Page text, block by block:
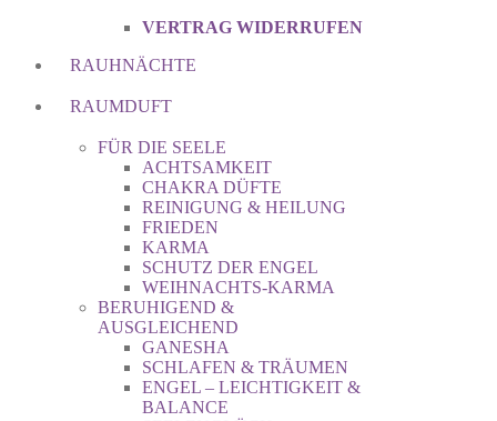
VERTRAG WIDERRUFEN
RAUHNÄCHTE
RAUMDUFT
FÜR DIE SEELE
ACHTSAMKEIT
CHAKRA DÜFTE
REINIGUNG & HEILUNG
FRIEDEN
KARMA
SCHUTZ DER ENGEL
WEIHNACHTS-KARMA
BERUHIGEND &
AUSGLEICHEND
GANESHA
SCHLAFEN & TRÄUMEN
ENGEL – LEICHTIGKEIT &
BALANCE